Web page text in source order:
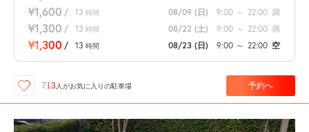
¥1,600 / 13 時間 08/09 (日) 9:00 ～ 22:00 満
¥1,300 / 13 時間 08/22 (土) 9:00 ～ 22:00 満
¥1,300 / 13 時間 08/23 (日) 9:00 ～ 22:00 空
713 人がお気に入りの駐車場 予約へ